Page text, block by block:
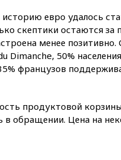
евро удалось
скептики остаются за
менее
Dimanche, 50%
французов
продуктовой
в обращении. Цена на